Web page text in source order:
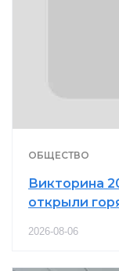
ОБЩЕСТВО
Викторина
открыли
2026-08-06